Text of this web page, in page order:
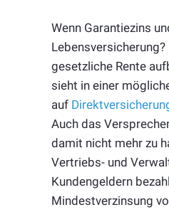
Wenn Garantiezins
gesetzliche Rente
sieht in einer
auf
Auch das
damit nicht mehr zu
Vertriebs- und
Kundengeldern
Mindestverzinsung